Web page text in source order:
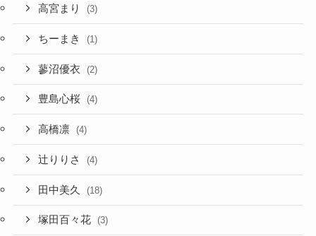
高宮まり (3)
ちーまき (1)
蓼沼優衣 (2)
豊島心桜 (4)
高橋凛 (4)
辻りりさ (4)
田中美久 (18)
塚田百々花 (3)